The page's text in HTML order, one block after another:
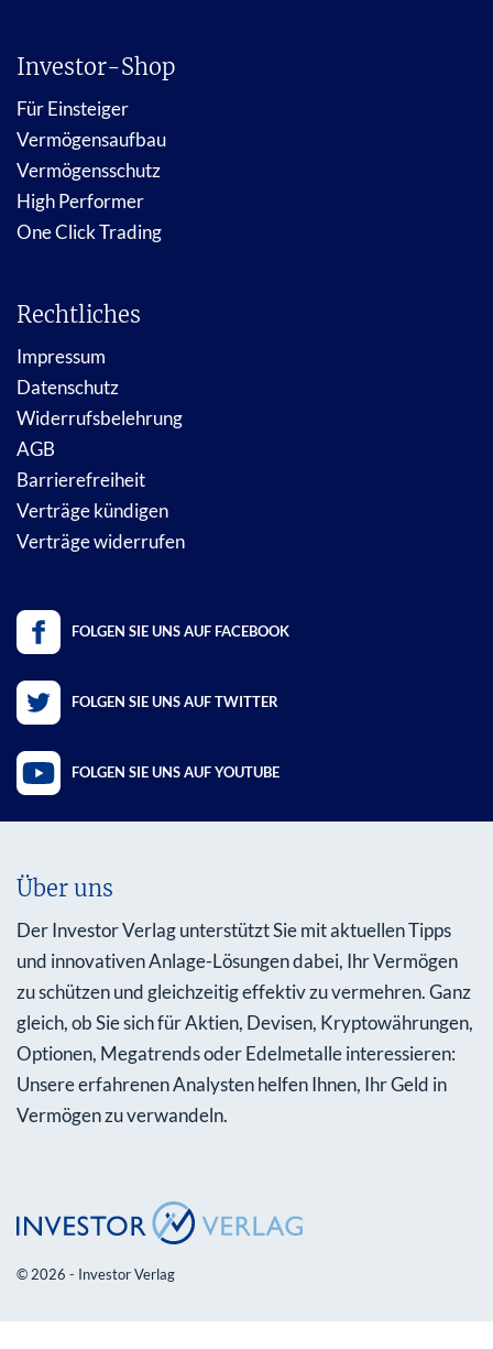
Investor-Shop
Für Einsteiger
Vermögensaufbau
Vermögensschutz
High Performer
One Click Trading
Rechtliches
Impressum
Datenschutz
Widerrufsbelehrung
AGB
Barrierefreiheit
Verträge kündigen
Verträge widerrufen
FOLGEN SIE UNS AUF FACEBOOK
FOLGEN SIE UNS AUF TWITTER
FOLGEN SIE UNS AUF YOUTUBE
Über uns
Der Investor Verlag unterstützt Sie mit aktuellen Tipps
und innovativen Anlage-Lösungen dabei, Ihr Vermögen
zu schützen und gleichzeitig effektiv zu vermehren. Ganz
gleich, ob Sie sich für Aktien, Devisen, Kryptowährungen,
Optionen, Megatrends oder Edelmetalle interessieren:
Unsere erfahrenen Analysten helfen Ihnen, Ihr Geld in
Vermögen zu verwandeln.
© 2026 - Investor Verlag